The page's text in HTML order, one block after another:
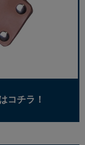
コチラ！